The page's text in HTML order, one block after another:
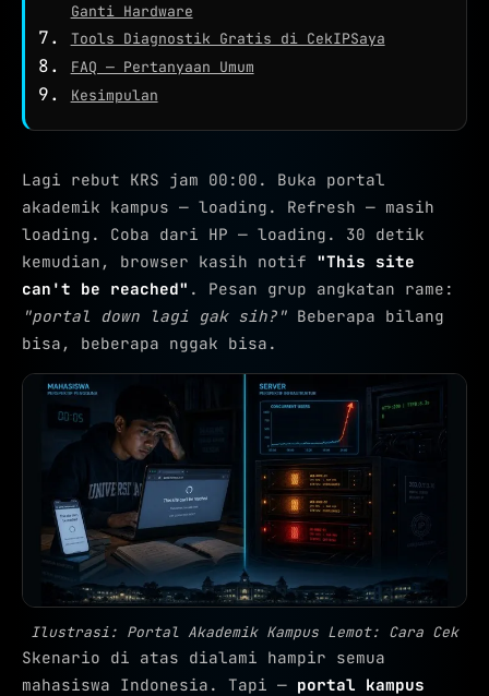
INFO KONEKSI
SECURITY HEADERS
Ganti Hardware
Tools Diagnostik Gratis di CekIPSaya
FAQ — Pertanyaan Umum
Kesimpulan
Lagi rebut KRS jam 00:00. Buka portal
akademik kampus — loading. Refresh — masih
loading. Coba dari HP — loading. 30 detik
kemudian, browser kasih notif "This site
can't be reached" . Pesan grup angkatan rame:
"portal down lagi gak sih?" Beberapa bilang
bisa, beberapa nggak bisa.
Ilustrasi: Portal Akademik Kampus Lemot: Cara Cek
Skenario di atas dialami hampir semua
mahasiswa Indonesia. Tapi — portal kampus